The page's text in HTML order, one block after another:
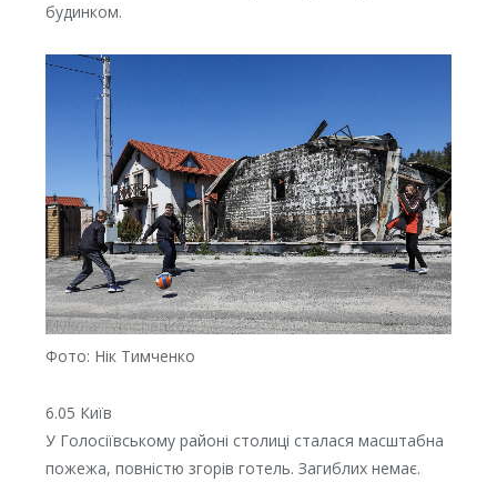
будинком.
Фото: Нік Тимченко
6.05 Київ
У Голосіївському районі столиці сталася масштабна
пожежа, повністю згорів готель. Загиблих немає.